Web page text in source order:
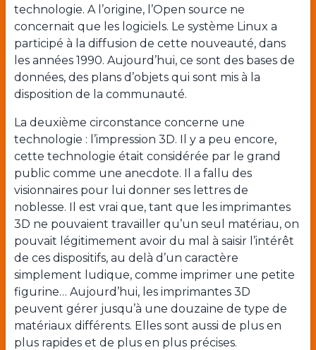
technologie. A l’origine, l’Open source ne
concernait que les logiciels. Le système Linux a
participé à la diffusion de cette nouveauté, dans
les années 1990. Aujourd’hui, ce sont des bases de
données, des plans d’objets qui sont mis à la
disposition de la communauté.
La deuxième circonstance concerne une
technologie : l’impression 3D. Il y a peu encore,
cette technologie était considérée par le grand
public comme une anecdote. Il a fallu des
visionnaires pour lui donner ses lettres de
noblesse. Il est vrai que, tant que les imprimantes
3D ne pouvaient travailler qu’un seul matériau, on
pouvait légitimement avoir du mal à saisir l’intérêt
de ces dispositifs, au delà d’un caractère
simplement ludique, comme imprimer une petite
figurine… Aujourd’hui, les imprimantes 3D
peuvent gérer jusqu’à une douzaine de type de
matériaux différents. Elles sont aussi de plus en
plus rapides et de plus en plus précises.